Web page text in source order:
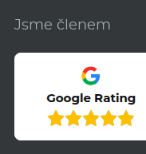
Jsme členem